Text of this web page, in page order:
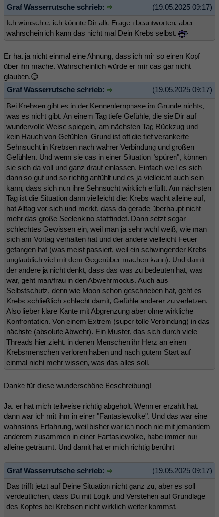
(19.05.2025 09:17)
Graf Wasserrutsche schrieb:
Ich wünschte, ich könnte Dir alle Fragen beantworten, aber
wahrscheinlich kann das nicht mal Dein Krebs selbst.
Er hat ja nicht einmal eine Ahnung, dass ich mir so einen Kopf
über ihn mache. Wahrscheinlich würde er mir das gar nicht
glauben.😊
(19.05.2025 09:17)
Graf Wasserrutsche schrieb:
Bei Krebsen gibt es in der Kennenlernphase im Grunde nichts,
was es nicht gibt. An einem Tag tiefe Gefühle, die sie Dir auf
wundervolle Weise spiegeln, am nächsten Tag Rückzug und
kein Hauch von Gefühlen. Grund ist oft die tief verankerte
Sehnsucht in Krebsen nach wahrer Verbindung und großen
Gefühlen. Und wenn sie das in einer Situation "spüren", können
sie sich da voll und ganz drauf einlassen. Einfach weil es sich
dann so gut und so richtig anfühlt und es ja vielleicht auch sein
kann, dass sich nun ihre Sehnsucht wirklich erfüllt. Am nächsten
Tag ist die Situation dann vielleicht die: Krebs wacht alleine auf,
hat Alltag vor sich und merkt, dass da gerade überhaupt nicht
mehr das große Seelenkino stattfindet. Dann setzt sogar
schlechtes Gewissen ein, weil man ja sehr wohl weiß, wie man
sich am Vortag verhalten hat und der andere vielleicht Feuer
gefangen hat (was meist passiert, weil ein schwingender Krebs
unglaublich viel mit dem Gegenüber machen kann). Und damit
der andere ja nicht denkt, dass das was zu bedeuten hat, was
war, geht man/frau in den Abwehrmodus. Auch aus
Selbstschutz, denn wie Moon schon geschrieben hat, geht es
Krebs schließlich schlecht damit, Gefühle anderer zu verletzen.
Also lieber klare Kante mit Abgrenzung aber ohne wirkliche
Konfrontation. Von einem Extrem (super tolle Verbindung) in das
nächste (absolute Abwehr). Ein Muster, das sich durch viele
Threads hier zieht, in denen Menschen ihr Herz an einen
Krebsmenschen verloren haben und nach gutem Start auf
einmal nicht mehr wissen, was das alles soll.
Danke für diese wunderschöne Beschreibung!
Ja, er hat mich teilweise richtig abgeholt. Wenn er erzählt hat,
dann war ich mit ihm in einer "Fantasiewolke". Und das war eine
wahnsinns Erfahrung, weil bisher war ich noch nie mit jemandem
anderem zusammen in einer Fantasiewolke, habe immer nur
alleine geträumt. Und damit hat er mich richtig berührt.
(19.05.2025 09:17)
Graf Wasserrutsche schrieb:
Das trifft jetzt auf Deine Situation nicht ganz zu, aber es soll
verdeutlichen, dass Du mit Logik und Verstehen auf Grundlage
des Kopfes bei Krebsen nicht wirklich weiter kommst.